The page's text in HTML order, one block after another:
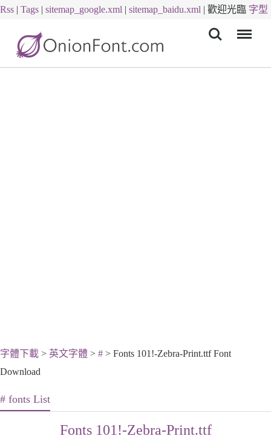
Rss | Tags | sitemap_google.xml | sitemap_baidu.xml | 歡迎光臨 字型
字體下載 > 英文字體 > # > Fonts 101!-Zebra-Print.ttf Font
Download
# fonts List
Fonts 101!-Zebra-Print.ttf